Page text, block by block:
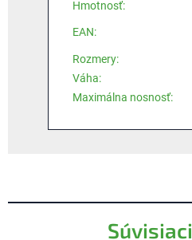
Hmotnosť:
EAN:
Rozmery:
Váha:
Maximálna nosnosť: